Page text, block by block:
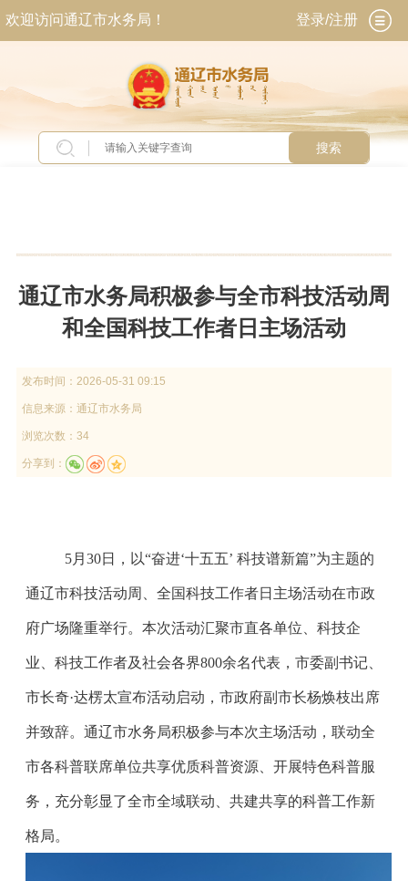
欢迎访问通辽市水务局！ 登录/注册
搜索
通辽市水务局积极参与全市科技活动周
和全国科技工作者日主场活动
发布时间： 2026-05-31 09:15
信息来源： 通辽市水务局
浏览次数：34
分享到：
5月30日，以“奋进‘十五五’ 科技谱新篇”为主题的
通辽市科技活动周、全国科技工作者日主场活动在市政
府广场隆重举行。本次活动汇聚市直各单位、科技企
业、科技工作者及社会各界800余名代表，市委副书记、
市长奇·达楞太宣布活动启动，市政府副市长杨焕枝出席
并致辞。通辽市水务局积极参与本次主场活动，联动全
市各科普联席单位共享优质科普资源、开展特色科普服
务，充分彰显了全市全域联动、共建共享的科普工作新
格局。